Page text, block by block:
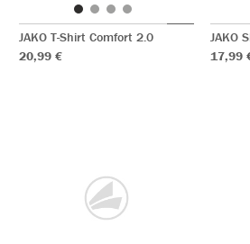
JAKO T-Shirt Comfort 2.0
20,99 €
JAKO
17,99